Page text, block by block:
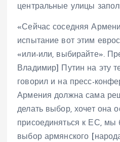
центральные улицы
«Сейчас соседняя
испытание вот этим
«или-или, выбирайте».
Владимир] Путин на эту
говорил и на пресс-
Армения должна сама
делать выбор, хочет она
присоединяться к ЕС, мы
выбор армянского